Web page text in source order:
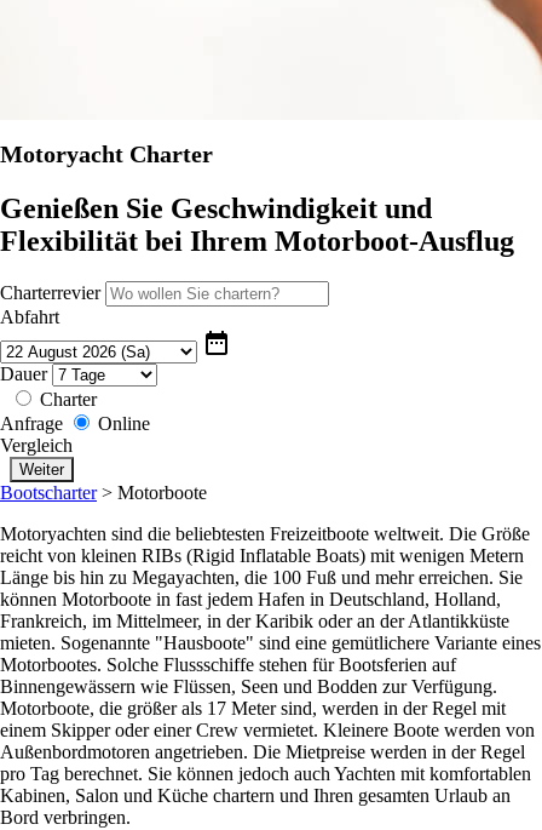
Motoryacht Charter
Genießen Sie Geschwindigkeit und
Flexibilität bei Ihrem Motorboot-Ausflug
Charterrevier
Abfahrt
date_range
Dauer
Charter
Anfrage
Online
Vergleich
Bootscharter> Motorboote
Motoryachten sind die beliebtesten Freizeitboote weltweit. Die Größe
reicht von kleinen RIBs (Rigid Inflatable Boats) mit wenigen Metern
Länge bis hin zu Megayachten, die 100 Fuß und mehr erreichen. Sie
können Motorboote in fast jedem Hafen in Deutschland, Holland,
Frankreich, im Mittelmeer, in der Karibik oder an der Atlantikküste
mieten. Sogenannte "Hausboote" sind eine gemütlichere Variante eines
Motorbootes. Solche Flussschiffe stehen für Bootsferien auf
Binnengewässern wie Flüssen, Seen und Bodden zur Verfügung.
Motorboote, die größer als 17 Meter sind, werden in der Regel mit
einem Skipper oder einer Crew vermietet. Kleinere Boote werden von
Außenbordmotoren angetrieben. Die Mietpreise werden in der Regel
pro Tag berechnet. Sie können jedoch auch Yachten mit komfortablen
Kabinen, Salon und Küche chartern und Ihren gesamten Urlaub an
Bord verbringen.